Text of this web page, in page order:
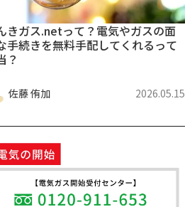
きガス.netって？電気やガスの面
手続きを無料手配してくれるって
？
佐藤 侑加 2026.05.15